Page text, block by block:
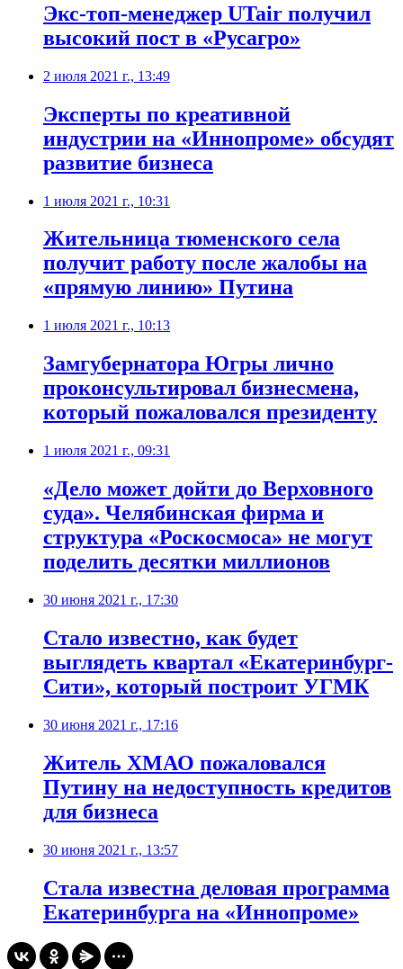
Экс-топ-менеджер UTair получил
высокий пост в «Русагро»
2 июля 2021 г., 13:49
Эксперты по креативной
индустрии на «Иннопроме» обсудят
развитие бизнеса
1 июля 2021 г., 10:31
​Жительница тюменского села
получит работу после жалобы на
«прямую линию» Путина
1 июля 2021 г., 10:13
Замгубернатора Югры лично
проконсультировал бизнесмена,
который пожаловался президенту
1 июля 2021 г., 09:31
​«Дело может дойти до Верховного
суда». Челябинская фирма и
структура «Роскосмоса» не могут
поделить десятки миллионов
30 июня 2021 г., 17:30
Стало известно, как будет
выглядеть квартал «Екатеринбург-
Сити», который построит УГМК
30 июня 2021 г., 17:16
Житель ХМАО пожаловался
Путину на недоступность кредитов
для бизнеса
30 июня 2021 г., 13:57
Стала известна деловая программа
Екатеринбурга на «Иннопроме»